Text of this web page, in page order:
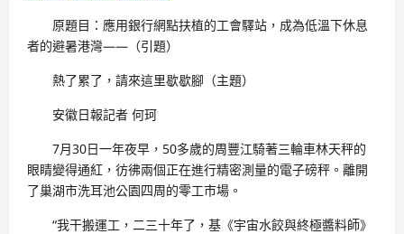
原題目：應用銀行網點扶植的工會驛站，成為低溫下休息
者的避暑港灣——（引題）
熱了累了，請來這里歇歇腳（主題）
安徽日報記者 何珂
7月30日一年夜早，50多歲的周豐江騎著三輪車林天秤的
眼睛變得通紅，彷彿兩個正在進行精密測量的電子磅秤。離開
了巢湖市洗耳池公園四周的零工市場。
“我干搬運工，二三十年了，基《宇宙水餃與終極醬料師》